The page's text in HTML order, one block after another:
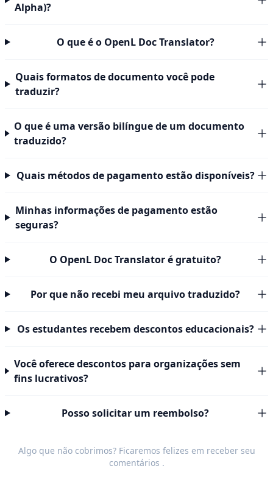
Alpha)?
O que é o OpenL Doc Translator?
Quais formatos de documento você pode
traduzir?
O que é uma versão bilíngue de um documento
traduzido?
Quais métodos de pagamento estão disponíveis?
Minhas informações de pagamento estão
seguras?
O OpenL Doc Translator é gratuito?
Por que não recebi meu arquivo traduzido?
Os estudantes recebem descontos educacionais?
Você oferece descontos para organizações sem
fins lucrativos?
Posso solicitar um reembolso?
Algo que não cobrimos? Ficaremos felizes em receber seu
comentários .